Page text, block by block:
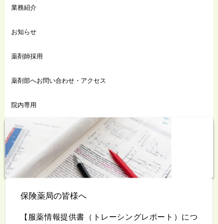
業務紹介
お知らせ
薬剤師採用
薬剤部へお問い合わせ・アクセス
院内専用
保険薬局の皆様へ
【 服薬情報提供書（トレーシングレポート）につ